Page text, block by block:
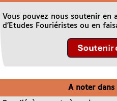
Vous pouvez nous soutenir en
d’Etudes Fouriéristes ou en
A noter dans